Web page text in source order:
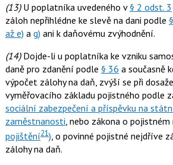
(13)U poplatníka uvedeného v§ 2 odst. 3
záloh nepřihlédne ke slevě na dani podle
až e) a g) ani k daňovému zvýhodnění.
(14)Dojde-li u poplatníka ke vzniku
daně pro zdanění podle § 36 a současně
výpočet zálohy na daň, zvýší se při
vyměřovacího základu pojistného podle
sociální zabezpečení a příspěvku na
zaměstnanosti , nebo zákona o
pojištění21), o povinné pojistné nejdříve
zálohy na daň.